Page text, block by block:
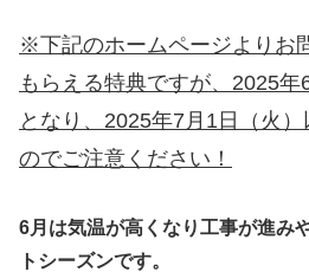
※下記のホームページよりお
もらえる特典ですが、2025
となり、2025年7月1日（火
のでご注意ください！
6月は気温が高くなり工事が進み
トシーズンです。